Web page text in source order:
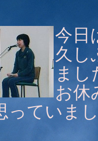
今日
久し
まし
お休
っていま